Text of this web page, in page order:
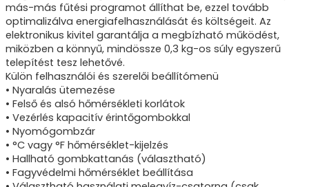
más-más fűtési programot állíthat be, ezzel tovább
optimalizálva energiafelhasználását és költségeit. Az
elektronikus kivitel garantálja a megbízható működést,
miközben a könnyű, mindössze 0,3 kg-os súly egyszerű
telepítést tesz lehetővé.
Külön felhasználói és szerelői beállítómenü
• Nyaralás ütemezése
• Felső és alsó hőmérsékleti korlátok
• Vezérlés kapacitív érintőgombokkal
• Nyomógombzár
• °C vagy °F hőmérséklet-kijelzés
• Hallható gombkattanás (választható)
• Fagyvédelmi hőmérséklet beállítása